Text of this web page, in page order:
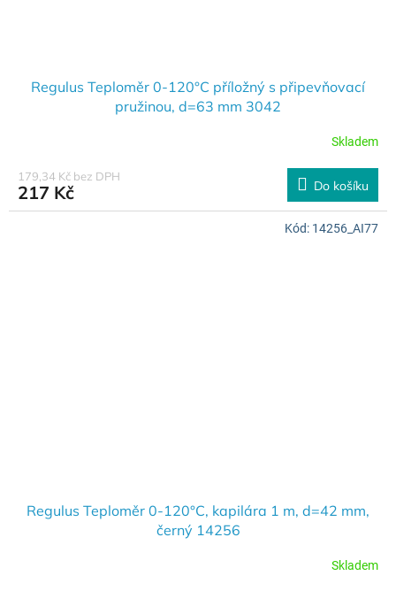
Regulus Teploměr 0-120°C příložný s připevňovací
pružinou, d=63 mm 3042
Skladem
179,34 Kč bez DPH
217 Kč Do košíku
Regulus Teploměr 0-120°C, kapilára 1 m, d=42 mm,
černý 14256
Skladem
Kód: 14256_AI77